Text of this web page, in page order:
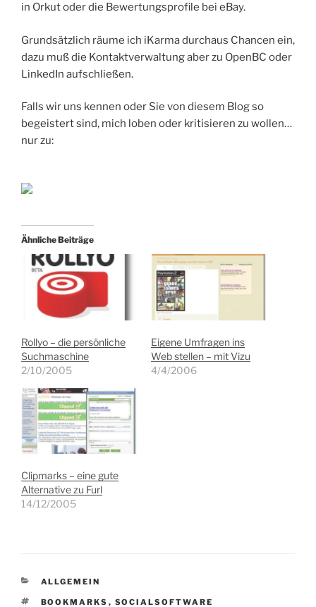
in Orkut oder die Bewertungsprofile bei eBay.
Grundsätzlich räume ich iKarma durchaus Chancen ein,
dazu muß die Kontaktverwaltung aber zu OpenBC oder
LinkedIn aufschließen.
Falls wir uns kennen oder Sie von diesem Blog so
begeistert sind, mich loben oder kritisieren zu wollen…
nur zu:
Ähnliche Beiträge
Rollyo – die persönliche
Suchmaschine
2/10/2005
Eigene Umfragen ins
Web stellen – mit Vizu
4/4/2006
Clipmarks – eine gute
Alternative zu Furl
14/12/2005
KATEGORIEN
ALLGEMEIN
SCHLAGWÖRTER
BOOKMARKS , SOCIALSOFTWARE